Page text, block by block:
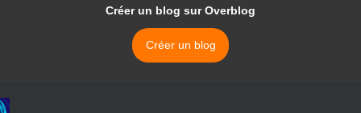
Créer un blog sur Overblog
Créer un blog